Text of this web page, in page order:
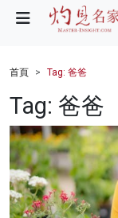
財經
健康
商業
科技
首頁 Tag: 爸爸
Tag: 爸爸